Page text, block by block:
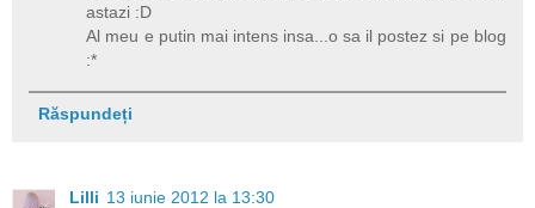
astazi :D
Al meu e putin mai intens insa...o sa il postez si pe blog
:*
Răspundeți
Lilli 13 iunie 2012 la 13:30